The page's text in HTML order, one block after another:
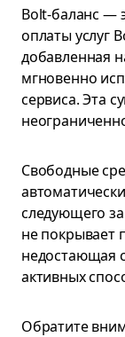
Bolt-баланс —
оплаты услуг
добавленная
мгновенно
сервиса. Эта
Свободные
следующего
не покрывает
недостающая
активных
Обратите